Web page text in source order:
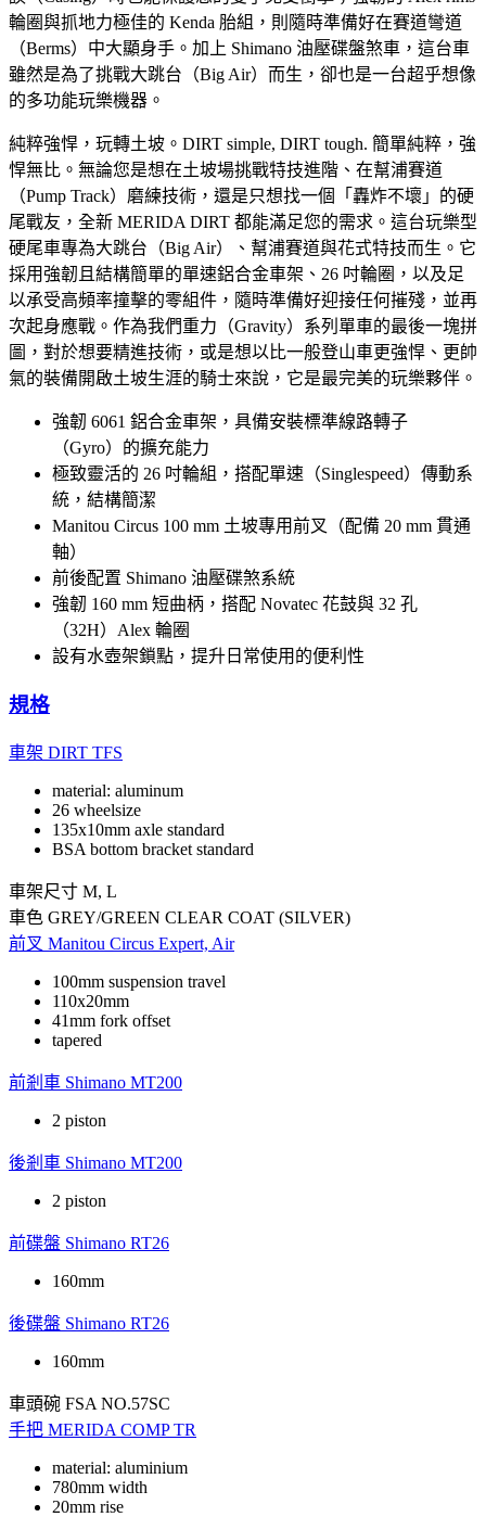
輪圈與抓地力極佳的 Kenda 胎組，則隨時準備好在賽道彎道
（Berms）中大顯身手。加上 Shimano 油壓碟盤煞車，這台車
雖然是為了挑戰大跳台（Big Air）而生，卻也是一台超乎想像
的多功能玩樂機器。
純粹強悍，玩轉土坡。DIRT simple, DIRT tough. 簡單純粹，強
悍無比。無論您是想在土坡場挑戰特技進階、在幫浦賽道
（Pump Track）磨練技術，還是只想找一個「轟炸不壞」的硬
尾戰友，全新 MERIDA DIRT 都能滿足您的需求。這台玩樂型
硬尾車專為大跳台（Big Air）、幫浦賽道與花式特技而生。它
採用強韌且結構簡單的單速鋁合金車架、26 吋輪圈，以及足
以承受高頻率撞擊的零組件，隨時準備好迎接任何摧殘，並再
次起身應戰。作為我們重力（Gravity）系列單車的最後一塊拼
圖，對於想要精進技術，或是想以比一般登山車更強悍、更帥
氣的裝備開啟土坡生涯的騎士來說，它是最完美的玩樂夥伴。
強韌 6061 鋁合金車架，具備安裝標準線路轉子
（Gyro）的擴充能力
極致靈活的 26 吋輪組，搭配單速（Singlespeed）傳動系
統，結構簡潔
Manitou Circus 100 mm 土坡專用前叉（配備 20 mm 貫通
軸）
前後配置 Shimano 油壓碟煞系統
強韌 160 mm 短曲柄，搭配 Novatec 花鼓與 32 孔
（32H）Alex 輪圈
設有水壺架鎖點，提升日常使用的便利性
規格
車架 DIRT TFS
material: aluminum
26 wheelsize
135x10mm axle standard
BSA bottom bracket standard
車架尺寸 M, L
車色 GREY/GREEN CLEAR COAT (SILVER)
前叉 Manitou Circus Expert, Air
100mm suspension travel
110x20mm
41mm fork offset
tapered
前剎車 Shimano MT200
2 piston
後剎車 Shimano MT200
2 piston
前碟盤 Shimano RT26
160mm
後碟盤 Shimano RT26
160mm
車頭碗 FSA NO.57SC
手把 MERIDA COMP TR
material: aluminium
780mm width
20mm rise